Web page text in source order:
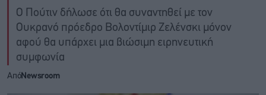
Ο Πούτιν δήλωσε ότι θα συναντηθεί με τον
Ουκρανό πρόεδρο Βολοντίμιρ Ζελένσκι μόνον
αφού θα υπάρχει μια βιώσιμη ειρηνευτική
συμφωνία
ΑπόNewsroom